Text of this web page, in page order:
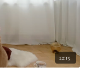
22:15